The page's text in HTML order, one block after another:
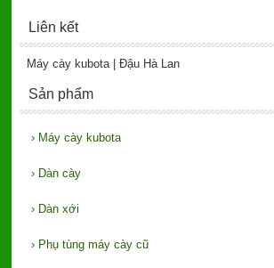
Liên kết
Máy cày kubota | Đậu Hà Lan
Sản phẩm
› Máy cày kubota
› Dàn cày
› Dàn xới
› Phụ tùng máy cày cũ